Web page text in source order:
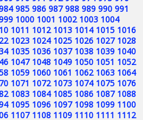
985 986 987 988 989 990 991
1000 1001 1002 1003 1004
1011 1012 1013 1014 1015 1016
1023 1024 1025 1026 1027 1028
1035 1036 1037 1038 1039 1040
1047 1048 1049 1050 1051 1052
1059 1060 1061 1062 1063 1064
1071 1072 1073 1074 1075 1076
1083 1084 1085 1086 1087 1088
1095 1096 1097 1098 1099 1100
1107 1108 1109 1110 1111 1112